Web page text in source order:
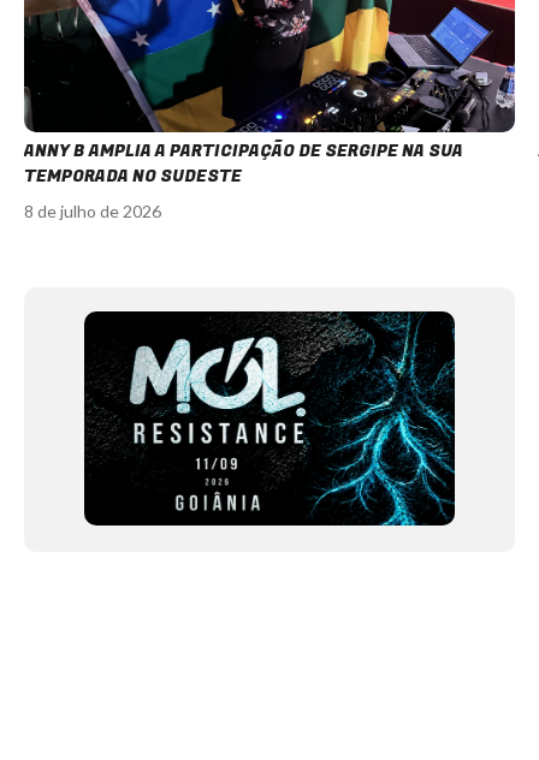
ANNY B AMPLIA A PARTICIPAÇÃO DE SERGIPE NA SUA
TEMPORADA NO SUDESTE
8 de julho de 2026